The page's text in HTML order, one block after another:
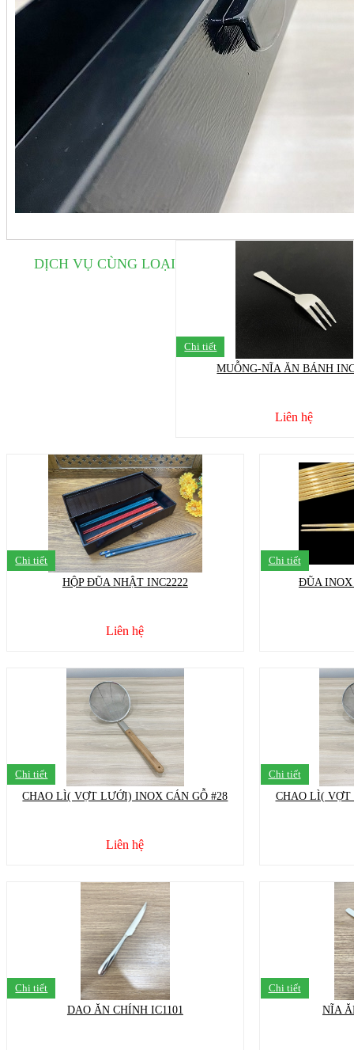
DỊCH VỤ CÙNG LOẠI
Chi tiết
MUỖNG-NĨA ĂN BÁNH
Liên hệ
Chi tiết
HỘP ĐŨA NHẬT INC2222
Liên hệ
Chi tiết
ĐŨA INOX
Chi tiết
CHAO LÌ( VỢT LƯỚI) INOX CÁN GỖ #28
Liên hệ
Chi tiết
CHAO LÌ( VỢT
Chi tiết
DAO ĂN CHÍNH IC1101
Chi tiết
NĨA